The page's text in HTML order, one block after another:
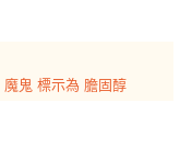
魔鬼 標示為 膽固醇